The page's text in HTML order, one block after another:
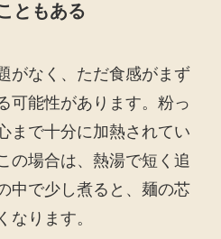
ともある
がなく、ただ食感がまず
可能性があります。粉っ
まで十分に加熱されてい
の場合は、熱湯で短く追
中で少し煮ると、麺の芯
なります。